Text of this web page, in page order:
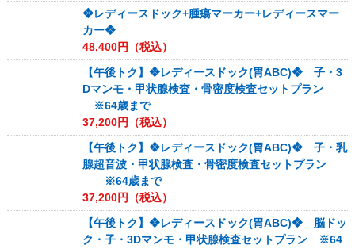
❖レディースドック+腫瘍マーカー+レディースマー
カー❖
48,400円（税込）
【午後トク】❖レディースドック(胃ABC)❖ 子・3
Dマンモ・甲状腺検査・骨密度検査セットプラン
※64歳まで
37,200円（税込）
【午後トク】❖レディースドック(胃ABC)❖ 子・乳
腺超音波・甲状腺検査・骨密度検査セットプラン
※64歳まで
37,200円（税込）
【午後トク】❖レディースドック(胃ABC)❖ 脳ドッ
ク・子・3Dマンモ・甲状腺検査セットプラン ※64